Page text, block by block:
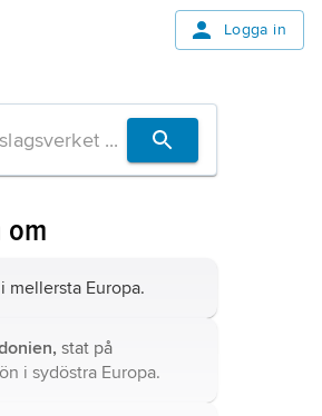
Logga in
om
mellersta Europa.
stat på
i sydöstra Europa.